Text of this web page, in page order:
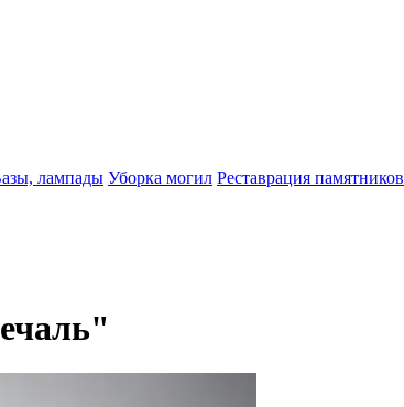
лампады Уборка могил Реставрация памятников